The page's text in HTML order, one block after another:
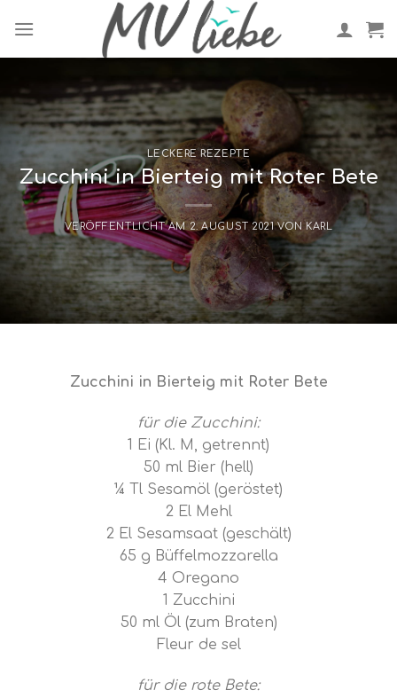
content
LECKERE REZEPTE
Zucchini in Bierteig mit Roter Bete
VERÖFFENTLICHT AM2. AUGUST 2021VONKARL
Zucchini in Bierteig mit Roter Bete
für die Zucchini:
1 Ei (Kl. M, getrennt)
50 ml Bier (hell)
¼ Tl Sesamöl (geröstet)
2 El Mehl
2 El Sesamsaat (geschält)
65 g Büffelmozzarella
4 Oregano
1 Zucchini
50 ml Öl (zum Braten)
Fleur de sel
für die rote Bete: